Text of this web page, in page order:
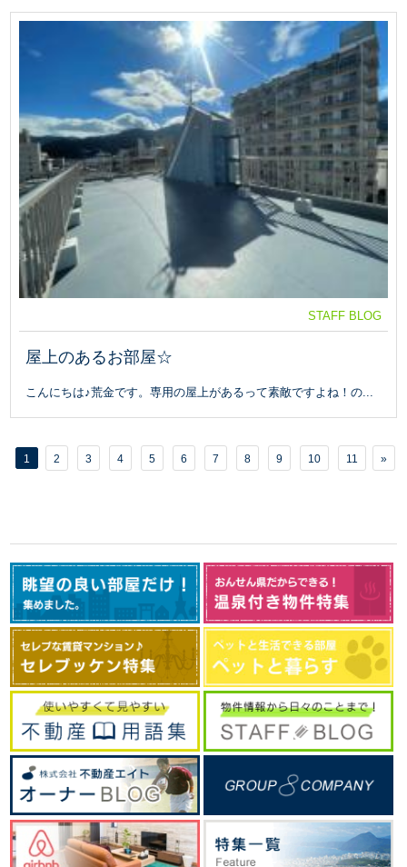
STAFF BLOG
屋上のあるお部屋☆
こんにちは♪荒金です。専用の屋上があるって素敵ですよね！の...
1 2 3 4 5 6 7 8 9 10 11 »